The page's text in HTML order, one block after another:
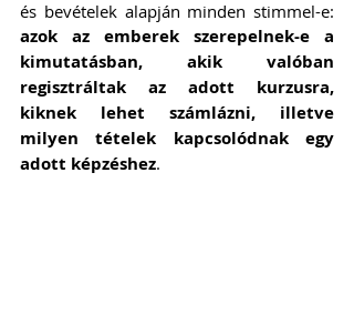
azok az emberek szerepelnek-e a
kimutatásban, akik valóban
regisztráltak az adott kurzusra,
kiknek lehet számlázni, illetve
milyen tételek kapcsolódnak egy
adott képzéshez.